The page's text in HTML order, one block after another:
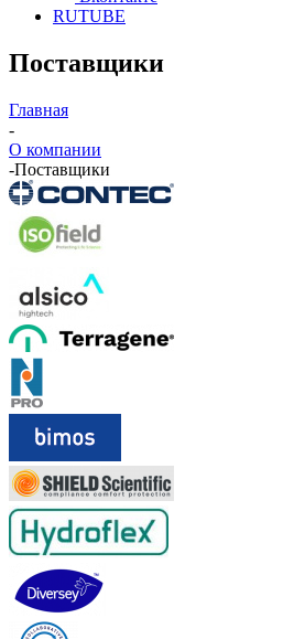
RUTUBE
Поставщики
Главная
-
О компании
-Поставщики